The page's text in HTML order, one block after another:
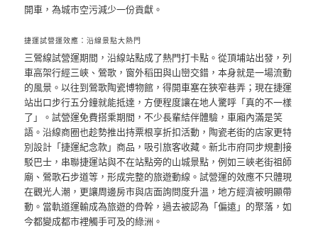
開車，為城市空污減少一份貢獻。
捷運試營運效應：沿線景點大熱門
三鶯線試營運期間，沿線站點成了熱門打卡點。從頂埔站出發，列
車高架行經三峽、鶯歌，窗外稻田與山巒交錯，本身就是一場流動
的風景。以往到鶯歌陶瓷博物館，得開車塞在狹窄巷弄；現在捷運
站出口步行五分鐘就能抵達，方便程度讓在地人驚呼「真的不一樣
了」。試營運免費搭乘期間，不少長輩結伴體驗，車廂內滿是笑
語。沿線商圈也趁勢推出持票根享折扣活動，陶瓷老街的店家更特
別設計「捷運紀念款」商品，吸引旅客收藏。新北市府同步規劃接
駁巴士，串聯捷運站與不在站點旁的山城景點，例如三峽老街祖師
廟、鶯歌石步道等，形成完整的旅遊動線。試營運的效應不只體現
在觀光人潮，更讓周邊房市與店面詢問度升溫，地方經濟被明顯帶
動。當軌道運輸成為旅遊的骨幹，過去被認為「偏遠」的聚落，如
今都變成都市裡觸手可及的綠洲。